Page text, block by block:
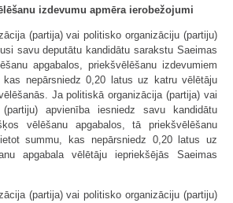
izdevumu apmēra ierobežojumi
(partija) vai politisko organizāciju (partiju)
savu deputātu kandidātu sarakstu Saeimas
apgabalos, priekšvēlēšanu izdevumiem
nepārsniedz 0,20 latus uz katru vēlētāju
Ja politiskā organizācija (partija) vai
apvienība iesniedz savu kandidātu
vēlēšanu apgabalos, tā priekšvēlēšanu
summu, kas nepārsniedz 0,20 latus uz
apgabala vēlētāju iepriekšējās Saeimas
(partija) vai politisko organizāciju (partiju)